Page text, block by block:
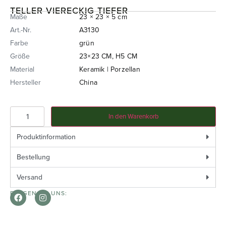
TELLER VIERECKIG TIEFER
Maße
23 × 23 × 5 cm
Art.-Nr.
A3130
Farbe
grün
Größe
23×23 CM, H5 CM
Material
Keramik | Porzellan
Hersteller
China
In den Warenkorb
Produktinformation
Bestellung
Versand
FOLGEN SIE UNS: